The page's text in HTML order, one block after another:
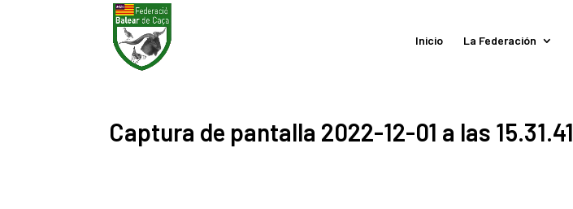
Inicio La Federación
Captura de pantalla 2022-12-01 a las 15.31.41